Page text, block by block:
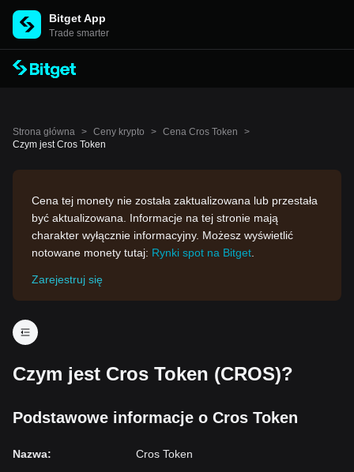
Bitget App
Trade smarter
Strona główna > Ceny krypto > Cena Cros Token
>
Czym jest Cros Token
Cena tej monety nie została zaktualizowana lub przestała
być aktualizowana. Informacje na tej stronie mają
charakter wyłącznie informacyjny. Możesz wyświetlić
notowane monety tutaj: Rynki spot na Bitget
Zarejestruj się
Czym jest Cros Token (CROS)?
Podstawowe informacje o Cros Token
Nazwa:
Cros Token